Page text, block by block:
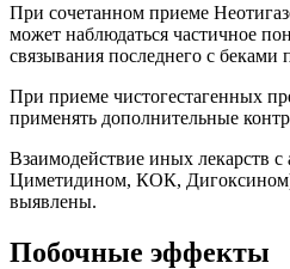
При сочетанном приеме
может наблюдаться частичное
связывания последнего с беками
При приеме чистогестагенных
применять дополнительные
Взаимодействие иных лекарств
Циметидином, КОК,
выявлены.
Побочные эффекты